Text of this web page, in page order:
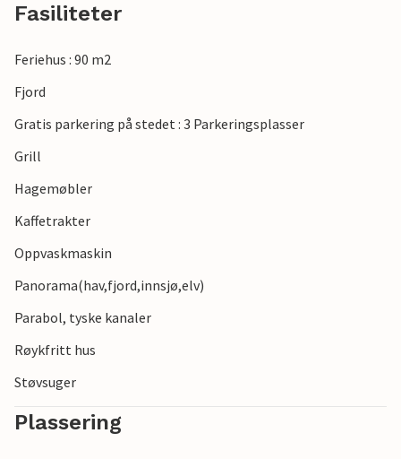
Fasiliteter
Feriehus : 90 m2
Fjord
Gratis parkering på stedet : 3 Parkeringsplasser
Grill
Hagemøbler
Kaffetrakter
Oppvaskmaskin
Panorama(hav,fjord,innsjø,elv)
Parabol, tyske kanaler
Røykfritt hus
Støvsuger
Plassering